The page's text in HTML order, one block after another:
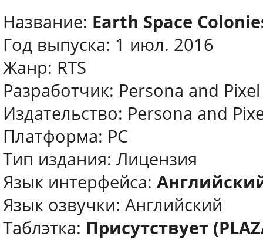
Название: Earth Space
Год выпуска: 1 июл. 2016
Жанр: RTS
Разработчик: Persona and
Издательство: Persona and
Платформа: РС
Тип издания: Лицензия
Язык интерфейса:
Язык озвучки: Английский
Таблэтка: Присутствует